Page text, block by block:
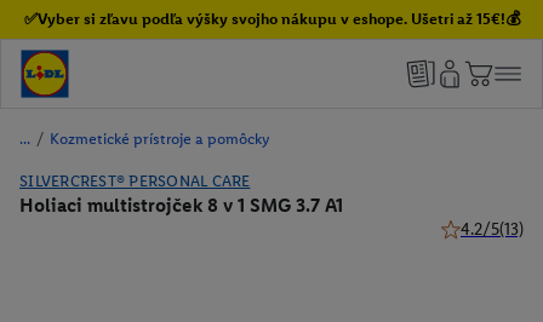
✅Vyber si zľavu podľa výšky svojho nákupu v eshope. Ušetri až 15€!💰
/ Kozmetické prístroje a pomôcky
SILVERCREST® PERSONAL CARE
Holiaci multistrojček 8 v 1 SMG 3.7 A1
4.2/5(13)